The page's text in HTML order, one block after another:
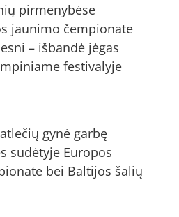
pirmenybėse
jaunimo čempionate
– išbandė jėgas
festivalyje
gynė garbę
sudėtyje Europos
bei Baltijos šalių